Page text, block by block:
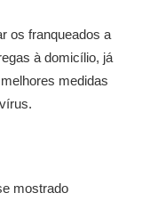
os franqueados a
à domicílio, já
medidas
mostrado